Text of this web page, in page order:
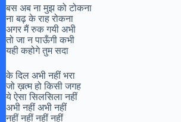
बस अब ना मुझ को टोकना
ना बढ़ के राह रोकना
अगर मैं रुक गयी अभी
तो जा न पाऊँगी कभी
यही कहोगे तुम सदा
के दिल अभी नहीं भरा
जो ख़त्म हो किसी जगह
ये ऐसा सिलसिला नहीं
अभी नहीं अभी नहीं
नहीं नहीं नहीं नहीं